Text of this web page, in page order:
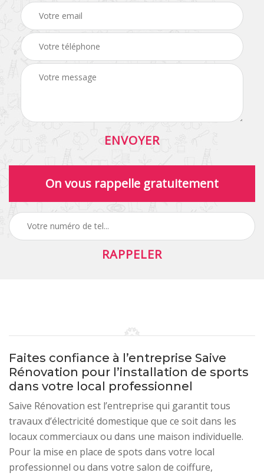
On vous rappelle gratuitement
Faites confiance à l’entreprise Saive
Rénovation pour l’installation de sports
dans votre local professionnel
Saive Rénovation est l’entreprise qui garantit tous
travaux d’électricité domestique que ce soit dans les
locaux commerciaux ou dans une maison individuelle.
Pour la mise en place de spots dans votre local
professionnel ou dans votre salon de coiffure,